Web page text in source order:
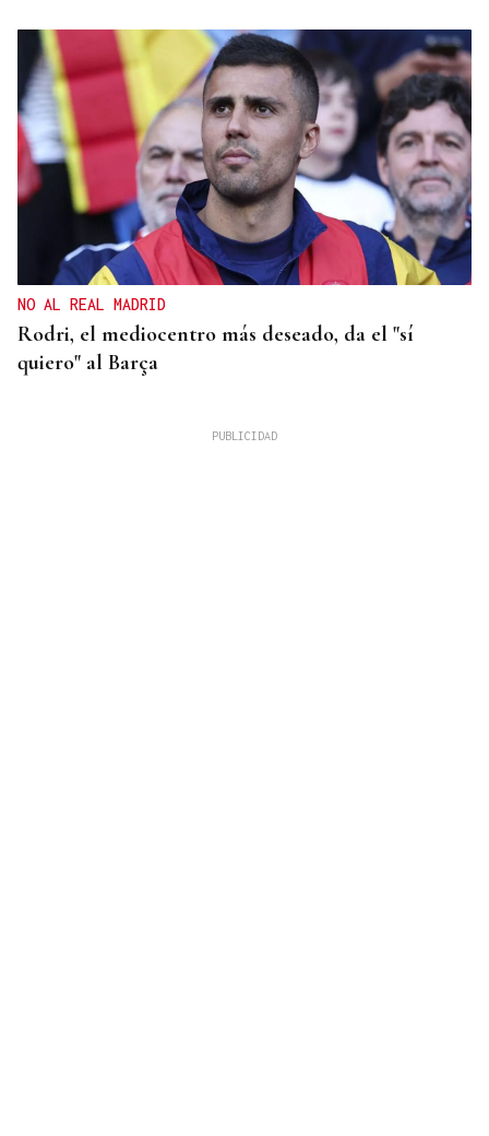
NO AL REAL MADRID
Rodri, el mediocentro más deseado, da el "sí
quiero" al Barça